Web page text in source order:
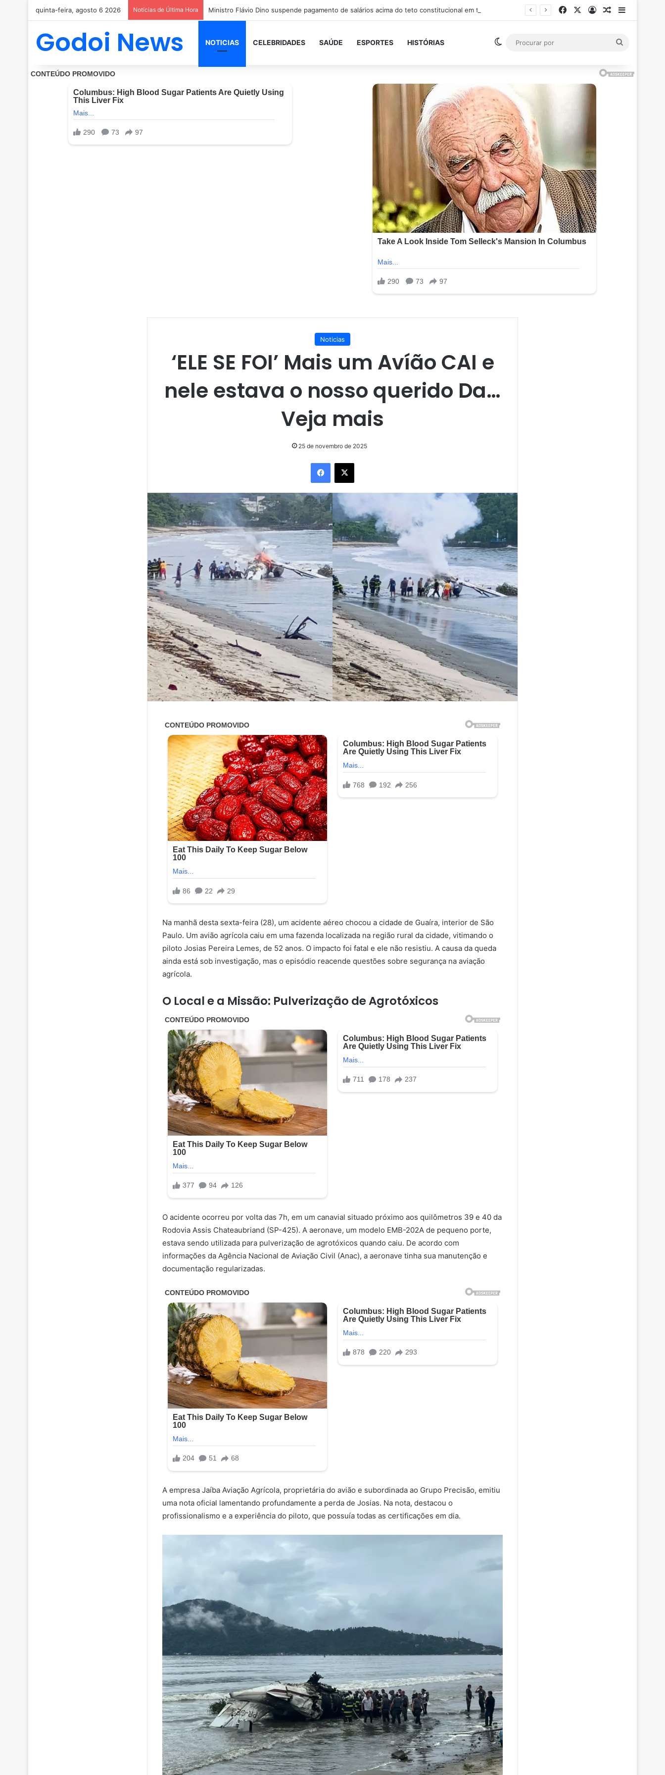
quinta-feira, agosto 6 2026 Notícias de Última Hora FacebookEntrarArtigoBarra
Godoi News NOTICIAS CELEBRIDADES SAÚDE ESPORTES HISTÓRIAS Switch skin
Noticias
‘ELE SE FOI’ Mais um Avíão CAI e
nele estava o nosso querido Da…
Veja mais
25 de novembro de 2025
Facebook
X
Na manhã desta sexta-feira (28), um acidente aéreo chocou a cidade de Guaíra, interior de São
Paulo. Um avião agrícola caiu em uma fazenda localizada na região rural da cidade, vitimando o
piloto Josias Pereira Lemes, de 52 anos. O impacto foi fatal e ele não resistiu. A causa da queda
ainda está sob investigação, mas o episódio reacende questões sobre segurança na aviação
agrícola.
O Local e a Missão: Pulverização de Agrotóxicos
O acidente ocorreu por volta das 7h, em um canavial situado próximo aos quilômetros 39 e 40 da
Rodovia Assis Chateaubriand (SP-425). A aeronave, um modelo EMB-202A de pequeno porte,
estava sendo utilizada para pulverização de agrotóxicos quando caiu. De acordo com
informações da Agência Nacional de Aviação Civil (Anac), a aeronave tinha sua manutenção e
documentação regularizadas.
A empresa Jaíba Aviação Agrícola, proprietária do avião e subordinada ao Grupo Precisão, emitiu
uma nota oficial lamentando profundamente a perda de Josias. Na nota, destacou o
profissionalismo e a experiência do piloto, que possuía todas as certificações em dia.